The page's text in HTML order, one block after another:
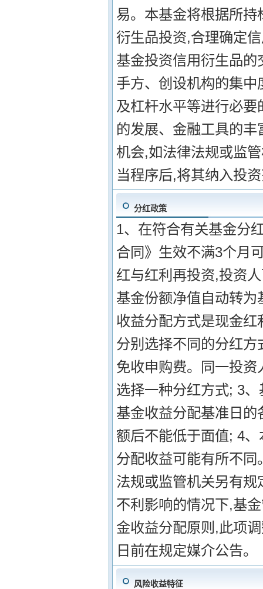
易。本基金将根据所
衍生品投资,合理确定
基金投资信用衍生品
手方、创设机构的集
及杠杆水平等进行必
的发展、金融工具的
机会,如法律法规或监
当程序后,将其纳入投
分红政策
1、在符合有关基金分
合同》生效不满3个月
红与红利再投资,投资
基金份额净值自动转
收益分配方式是现金
分别选择不同的分红
免收申购费。同一投
选择一种分红方式; 3
基金收益分配基准日
额后不能低于面值; 4
分配收益可能有所不
法规或监管机关另有
不利影响的情况下,基
金收益分配原则,此项
日前在规定媒介公告。
风险收益特征